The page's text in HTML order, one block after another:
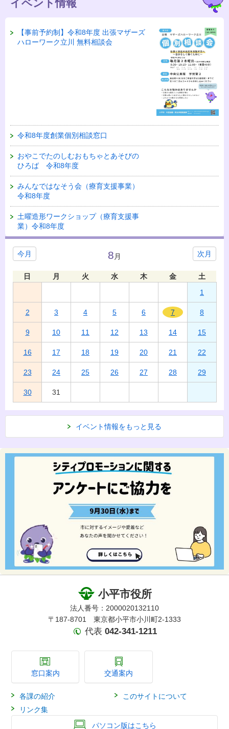
イベント情報
【事前予約制】令和8年度 出張マザーズ
ハローワーク立川 無料相談会
令和8年度創業個別相談窓口
おやこでたのしむおもちゃとあそびの
ひろば 令和8年度
みんなではなそう会（療育支援事業）
令和8年度
土曜造形ワークショップ（療育支援事
業）令和8年度
今月 次月
8月
日 月 火 水 木 金
土
1
2 3 4 5 6 7 8
9 10 11 12 13 14 15
16 17 18 19 20 21 22
23 24 25 26 27 28 29
30 31
イベント情報をもっと見る
小平市役所
法人番号：2000020132110
〒187-8701 東京都小平市小川町2-1333
代表 042-341-1211
窓口案内 交通案内
各課の紹介
このサイトについて
リンク集
パソコン版はこちら